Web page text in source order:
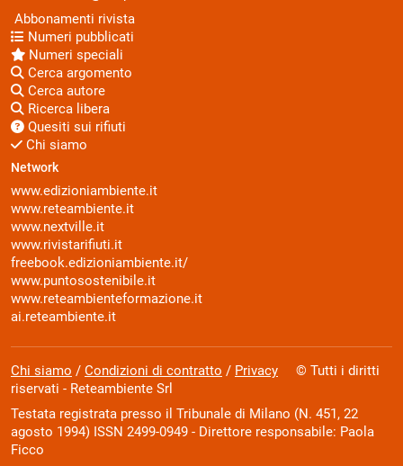
Abbonamenti rivista
Numeri pubblicati
Numeri speciali
Cerca argomento
Cerca autore
Ricerca libera
Quesiti sui rifiuti
Chi siamo
Network
www.edizioniambiente.it
www.reteambiente.it
www.nextville.it
www.rivistarifiuti.it
freebook.edizioniambiente.it/
www.puntosostenibile.it
www.reteambienteformazione.it
ai.reteambiente.it
Chi siamo / Condizioni di contratto / Privacy © Tutti i diritti
riservati - Reteambiente Srl
Testata registrata presso il Tribunale di Milano (N. 451, 22
agosto 1994) ISSN 2499-0949 - Direttore responsabile: Paola
Ficco